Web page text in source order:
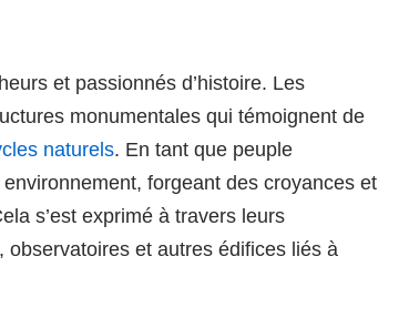
et passionnés d’histoire. Les
monumentales qui témoignent de
naturels. En tant que peuple
forgeant des croyances et
s’est exprimé à travers leurs
et autres édifices liés à